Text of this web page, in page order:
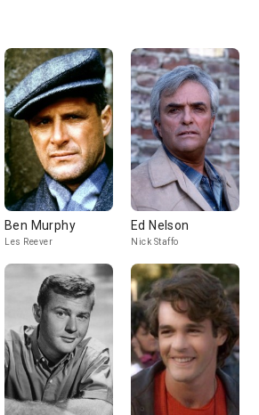
Ben Murphy
Les Reever
Ed Nelson
Nick Staffo